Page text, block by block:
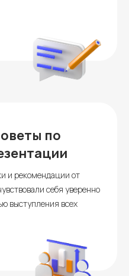
по
и рекомендации от
себя уверенно
выступления всех